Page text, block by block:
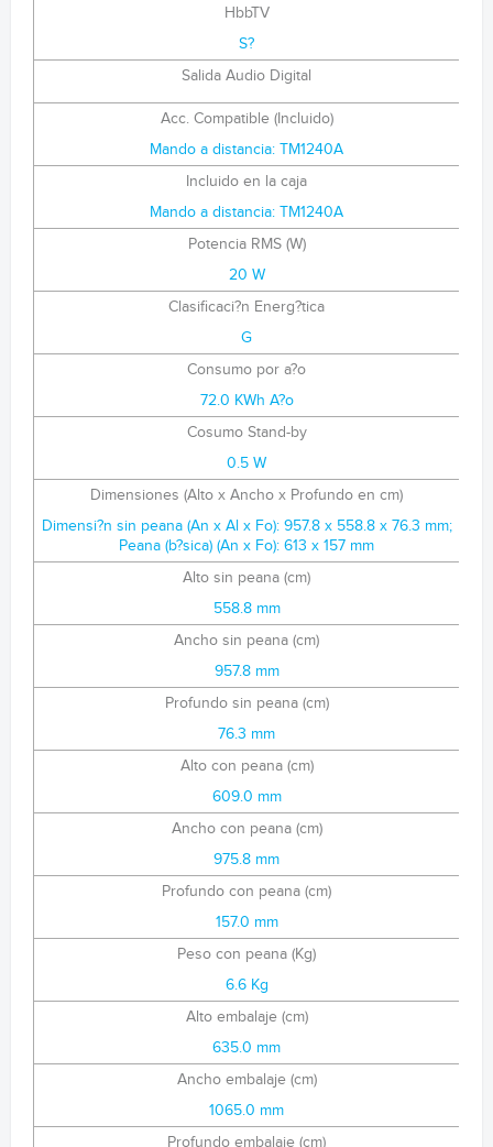
HbbTV
S?
Salida Audio Digital
Acc. Compatible (Incluido)
Mando a distancia: TM1240A
Incluido en la caja
Mando a distancia: TM1240A
Potencia RMS (W)
20 W
Clasificaci?n Energ?tica
G
Consumo por a?o
72.0 KWh A?o
Cosumo Stand-by
0.5 W
Dimensiones (Alto x Ancho x Profundo en cm)
Dimensi?n sin peana (An x Al x Fo): 957.8 x 558.8 x 76.3 mm;
Peana (b?sica) (An x Fo): 613 x 157 mm
Alto sin peana (cm)
558.8 mm
Ancho sin peana (cm)
957.8 mm
Profundo sin peana (cm)
76.3 mm
Alto con peana (cm)
609.0 mm
Ancho con peana (cm)
975.8 mm
Profundo con peana (cm)
157.0 mm
Peso con peana (Kg)
6.6 Kg
Alto embalaje (cm)
635.0 mm
Ancho embalaje (cm)
1065.0 mm
Profundo embalaje (cm)